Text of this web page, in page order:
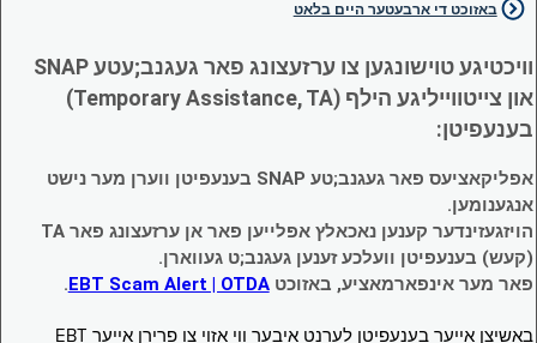
באזוכט די ארבעטער היים בלאט
וויכטיגע טוישונגען צו ערזעצונג פאר געגנב;עטע SNAP
און צייטווייליגע הילף (Temporary Assistance, TA)
בענעפיטן:
אפליקאציעס פאר געגנב;טע SNAP בענעפיטן ווערן מער נישט
אנגענומען.
הויזגעזינדער קענען נאכאלץ אפּלייען פאר אן ערזעצונג פאר TA
(קעש) בענעפיטן וועלכע זענען געגנב;ט געווארן.
פאר מער אינפארמאציע, באזוכטEBT Scam Alert | OTDA
.
באשיצן אייער בענעפיטן לערנט איבער ווי אזוי צו פרירן אייער EBT